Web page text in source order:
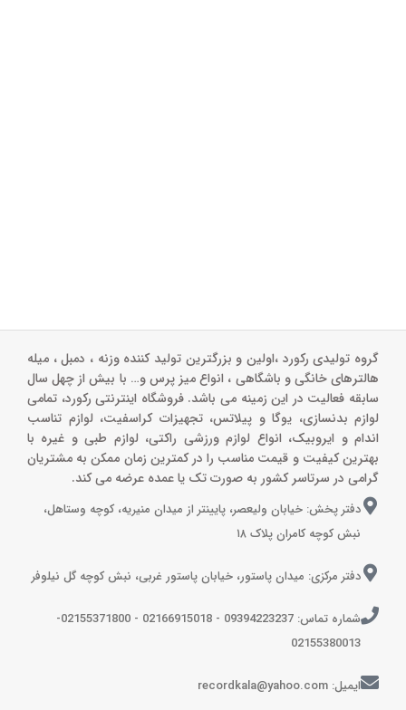
گروه تولیدی رکورد ،اولین و بزرگترین تولید کننده وزنه ، دمبل ، میله
هالترهای خانگی و باشگاهی ، انواع میز پرس و‌… با بیش از چهل سال
سابقه فعالیت در این زمینه می باشد. فروشگاه اینترنتی رکورد، تمامی
لوازم بدنسازی، یوگا و پیلاتس، تجهیزات کراسفیت، لوازم تناسب
اندام و ایروبیک، انواع لوازم ورزشی راکتی، لوازم طبی و غیره با
بهترین کیفیت و قیمت مناسب را در کمترین زمان ممکن به مشتریان
گرامی در سرتاسر کشور به صورت تک یا عمده عرضه می کند.
دفتر پخش: خیابان ولیعصر، پایینتر از میدان منیریه، کوچه وستاهل،
نبش کوچه کامران پلاک ۱۸
دفتر مرکزی: میدان پاستور، خیابان پاستور غربی، نبش کوچه گل نیلوفر
شماره تماس: 09394223237 - 02166915018 - 02155371800-
02155380013
ایمیل: recordkala@yahoo.com